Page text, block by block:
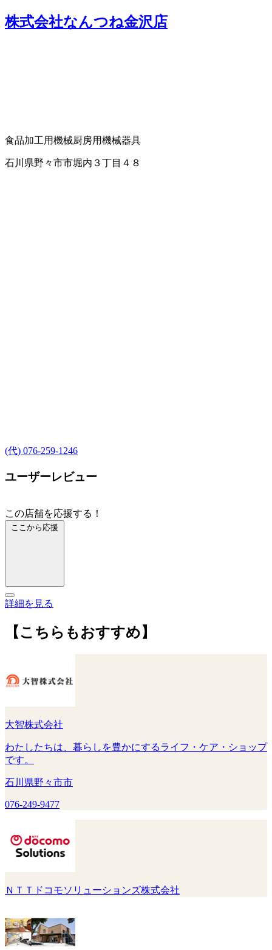
株式会社なんつね金沢店
食品加工用機械厨房用機械器具
石川県野々市市堀内３丁目４８
(代) 076-259-1246
ユーザーレビュー
この店舗を応援する！
ここから応援
詳細を見る
【こちらもおすすめ】
大智株式会社
わたしたちは、暮らしを豊かにするライフ・ケア・ショップ
です。
石川県野々市市
076-249-9477
ＮＴＴドコモソリューションズ株式会社